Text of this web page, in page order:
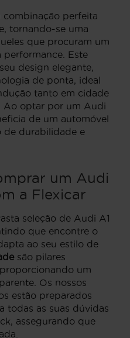
combinação perfeita
tornando-se uma
que procuram um
Este
design elegante,
de ponta, ideal
tanto em cidade
Ao optar por um Audi
de um automóvel
de durabilidade e
um Audi
a Flexicar
seleção de Audi A1
que encontre o
ao seu estilo de
são pilares
um
Os nossos
estão preparados
todas as suas dúvidas
assegurando que